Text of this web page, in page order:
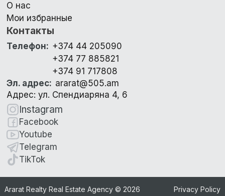
О нас
Мои избранные
Контакты
Телефон: +374 44 205090
+374 77 885821
+374 91 717808
Эл. адрес: ararat@505.am
Адрес: ул. Спендиаряна 4, 6
Instagram
Facebook
Youtube
Telegram
TikTok
Ararat Realty Real Estate Agency © 2026 Privacy Policy